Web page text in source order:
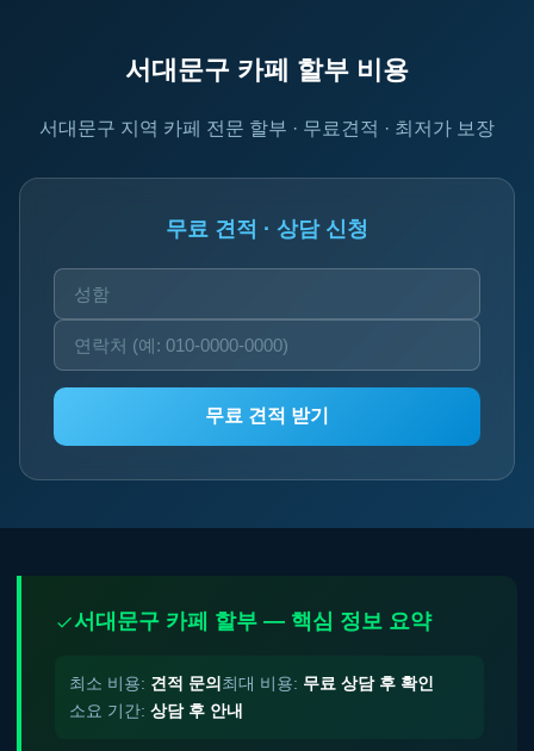
서대문구 카페 할부 비용
서대문구 지역 카페 전문 할부 · 무료견적 · 최저가 보장
무료 견적 · 상담 신청
무료 견적 받기
서대문구 카페 할부 — 핵심 정보 요약
최소 비용: 견적 문의 최대 비용: 무료 상담 후 확인
소요 기간: 상담 후 안내